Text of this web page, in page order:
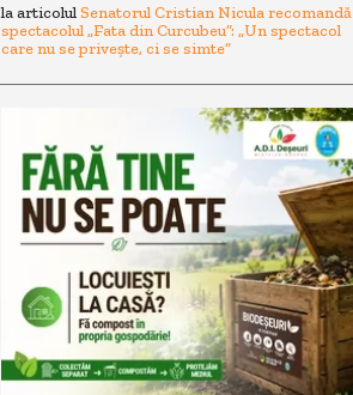
la articolulSenatorul Cristian Nicula recomandă
spectacolul „Fata din Curcubeu”: „Un spectacol
care nu se privește, ci se simte”